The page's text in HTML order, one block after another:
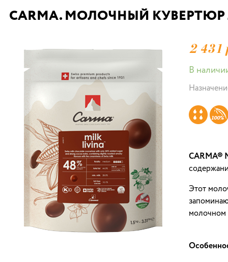
CARMA. МОЛОЧНЫЙ КУВЕРТЮР
2 431
В
CARMA®
Этот
молочном